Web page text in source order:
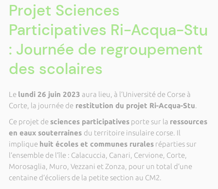
Projet Sciences
Participatives Ri-Acqua-Stu
: Journée de regroupement
des scolaires
Le lundi 26 juin 2023 aura lieu, à l’Université de Corse à
Corte, la journée derestitution du projet Ri-Acqua-Stu.
Ce projet de sciences participativesporte sur la ressources
en eaux souterraines du territoire insulaire corse. Il
implique huit écoles et communes ruralesréparties sur
l’ensemble de l’île : Calacuccia, Canari, Cervione, Corte,
Morosaglia, Muro, Vezzani et Zonza, pour un total d’une
centaine d’écoliers de la petite section au CM2.